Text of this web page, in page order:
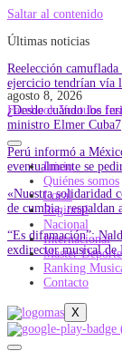
Saltar al contenido
Últimas noticias
Reelección
ejercicio tendrían vía
¿Desde cuándo los
ministro Elmer Cuba7
Perú informó a
eventualmente se
«Nuestra solidaridad
de cumbia, respaldan
“Es difamación”:
exdirector musical
agosto 8, 2026
Facebook Youtube
Inicio
Quiénes somos
Local
Regional
Nacional
Internacional
Master
Ranking
Contacto
X